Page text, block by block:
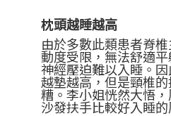
枕頭越睡越高
由於多數此類患者脊
動度受限，無法舒適
神經壓迫難以入睡。
越墊越高，但是頸椎
糟。李小姐恍然大悟
沙發扶手比較好入睡的